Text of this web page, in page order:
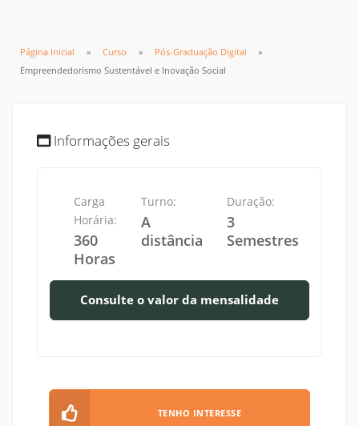
Página Inicial Curso
Pós-Graduação Digital
Empreendedorismo Sustentável e Inovação Social
Informações gerais
Carga
Horária:
360
Horas
Turno:
A
distância
Duração:
3
Semestres
Consulte o valor da mensalidade
TENHO INTERESSE